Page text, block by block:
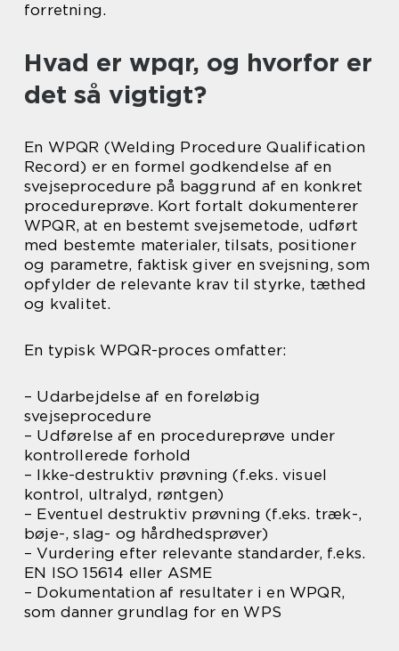
forretning.
Hvad er wpqr, og hvorfor er
det så vigtigt?
En WPQR (Welding Procedure Qualification
Record) er en formel godkendelse af en
svejseprocedure på baggrund af en konkret
procedureprøve. Kort fortalt dokumenterer
WPQR, at en bestemt svejsemetode, udført
med bestemte materialer, tilsats, positioner
og parametre, faktisk giver en svejsning, som
opfylder de relevante krav til styrke, tæthed
og kvalitet.
En typisk WPQR-proces omfatter:
– Udarbejdelse af en foreløbig
svejseprocedure
– Udførelse af en procedureprøve under
kontrollerede forhold
– Ikke-destruktiv prøvning (f.eks. visuel
kontrol, ultralyd, røntgen)
– Eventuel destruktiv prøvning (f.eks. træk-,
bøje-, slag- og hårdhedsprøver)
– Vurdering efter relevante standarder, f.eks.
EN ISO 15614 eller ASME
– Dokumentation af resultater i en WPQR,
som danner grundlag for en WPS